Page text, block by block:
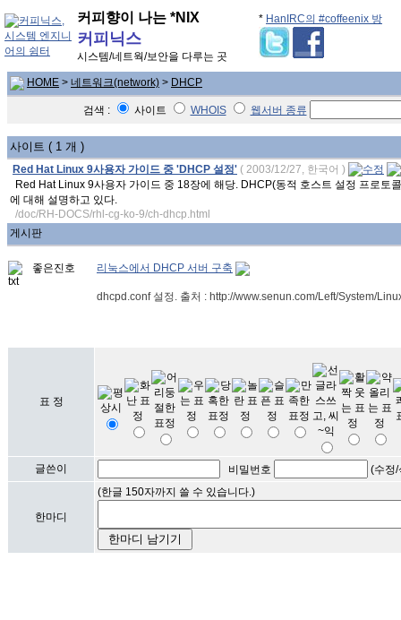
커피향이 나는 *NIX
커피닉스
시스템/네트웍/보안을 다루는 곳
* HanIRC의 #coffeenix 방
HOME > 네트워크(network) > DHCP
검색 : 사이트 WHOIS 웹서버 종류
사이트 ( 1 개 )
Red Hat Linux 9사용자 가이드 중 'DHCP 설정' ( 2003/12/27, 한국어 )
Red Hat Linux 9사용자 가이드 중 18장에 해당. DHCP(동적 호스트 설정 프로토
에 대해 설명하고 있다.
/doc/RH-DOCS/rhl-cg-ko-9/ch-dhcp.html
게시판
좋은진호 리눅스에서 DHCP 서버 구축
dhcpd.conf 설정. 출처 : http://www.senun.com/Left/System/
표 정
글쓴이 비밀번호 (수정/
한마디
(한글 150자까지 쓸 수 있습니다.)